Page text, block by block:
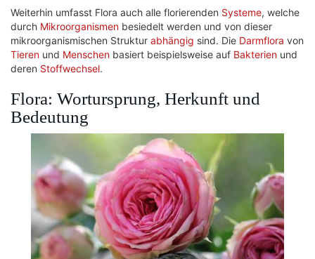
Weiterhin umfasst Flora auch alle florierenden Systeme, welche
durch Mikroorganismen besiedelt werden und von dieser
mikroorganismischen Struktur abhängig sind. Die Darmflora von
Tieren und Menschen basiert beispielsweise auf Bakterien und
deren Stoffwechsel.
Flora: Wortursprung, Herkunft und
Bedeutung